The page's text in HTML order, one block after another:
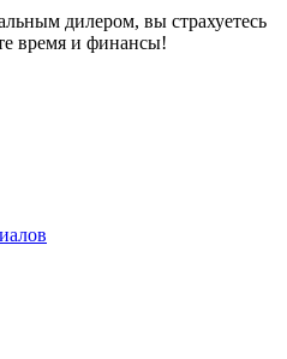
дилером, вы страхуетесь
время и финансы!